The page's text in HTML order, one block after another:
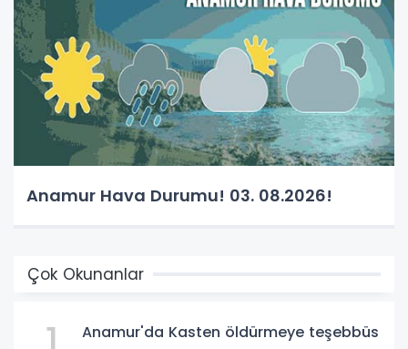
Anamur Hava Durumu! 03. 08.2026!
Çok Okunanlar
Anamur'da Kasten öldürmeye teşebbüs